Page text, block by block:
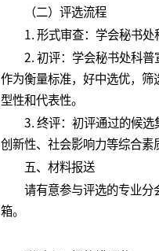
（二）评选流程
1. 形式审查：学会秘书处
2. 初评：学会秘书处科
作为衡量标准，好中选优，
型性和代表性。
3. 终评：初评通过的候
创新性、社会影响力等综合素
五、材料报送
请有意参与评选的专业
箱。